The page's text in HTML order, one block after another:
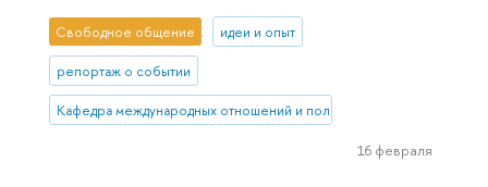
Свободное общение идеи и опыт
репортаж о событии
Кафедра международных отношений и политических процессов
16 февраля